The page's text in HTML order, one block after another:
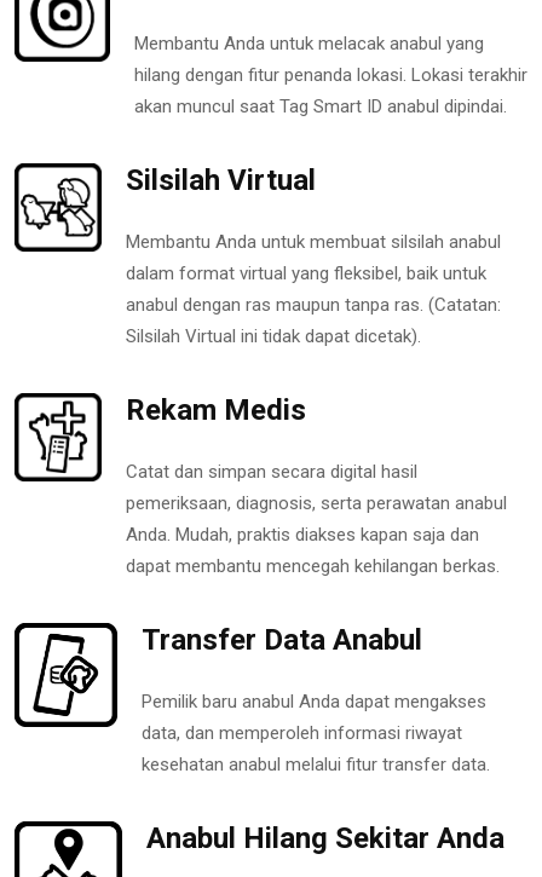
Membantu Anda untuk melacak anabul yang
hilang dengan fitur penanda lokasi. Lokasi terakhir
akan muncul saat Tag Smart ID anabul dipindai.
Silsilah Virtual
Membantu Anda untuk membuat silsilah anabul
dalam format virtual yang fleksibel, baik untuk
anabul dengan ras maupun tanpa ras. (Catatan:
Silsilah Virtual ini tidak dapat dicetak).
Rekam Medis
Catat dan simpan secara digital hasil
pemeriksaan, diagnosis, serta perawatan anabul
Anda. Mudah, praktis diakses kapan saja dan
dapat membantu mencegah kehilangan berkas.
Transfer Data Anabul
Pemilik baru anabul Anda dapat mengakses
data, dan memperoleh informasi riwayat
kesehatan anabul melalui fitur transfer data.
Anabul Hilang Sekitar Anda